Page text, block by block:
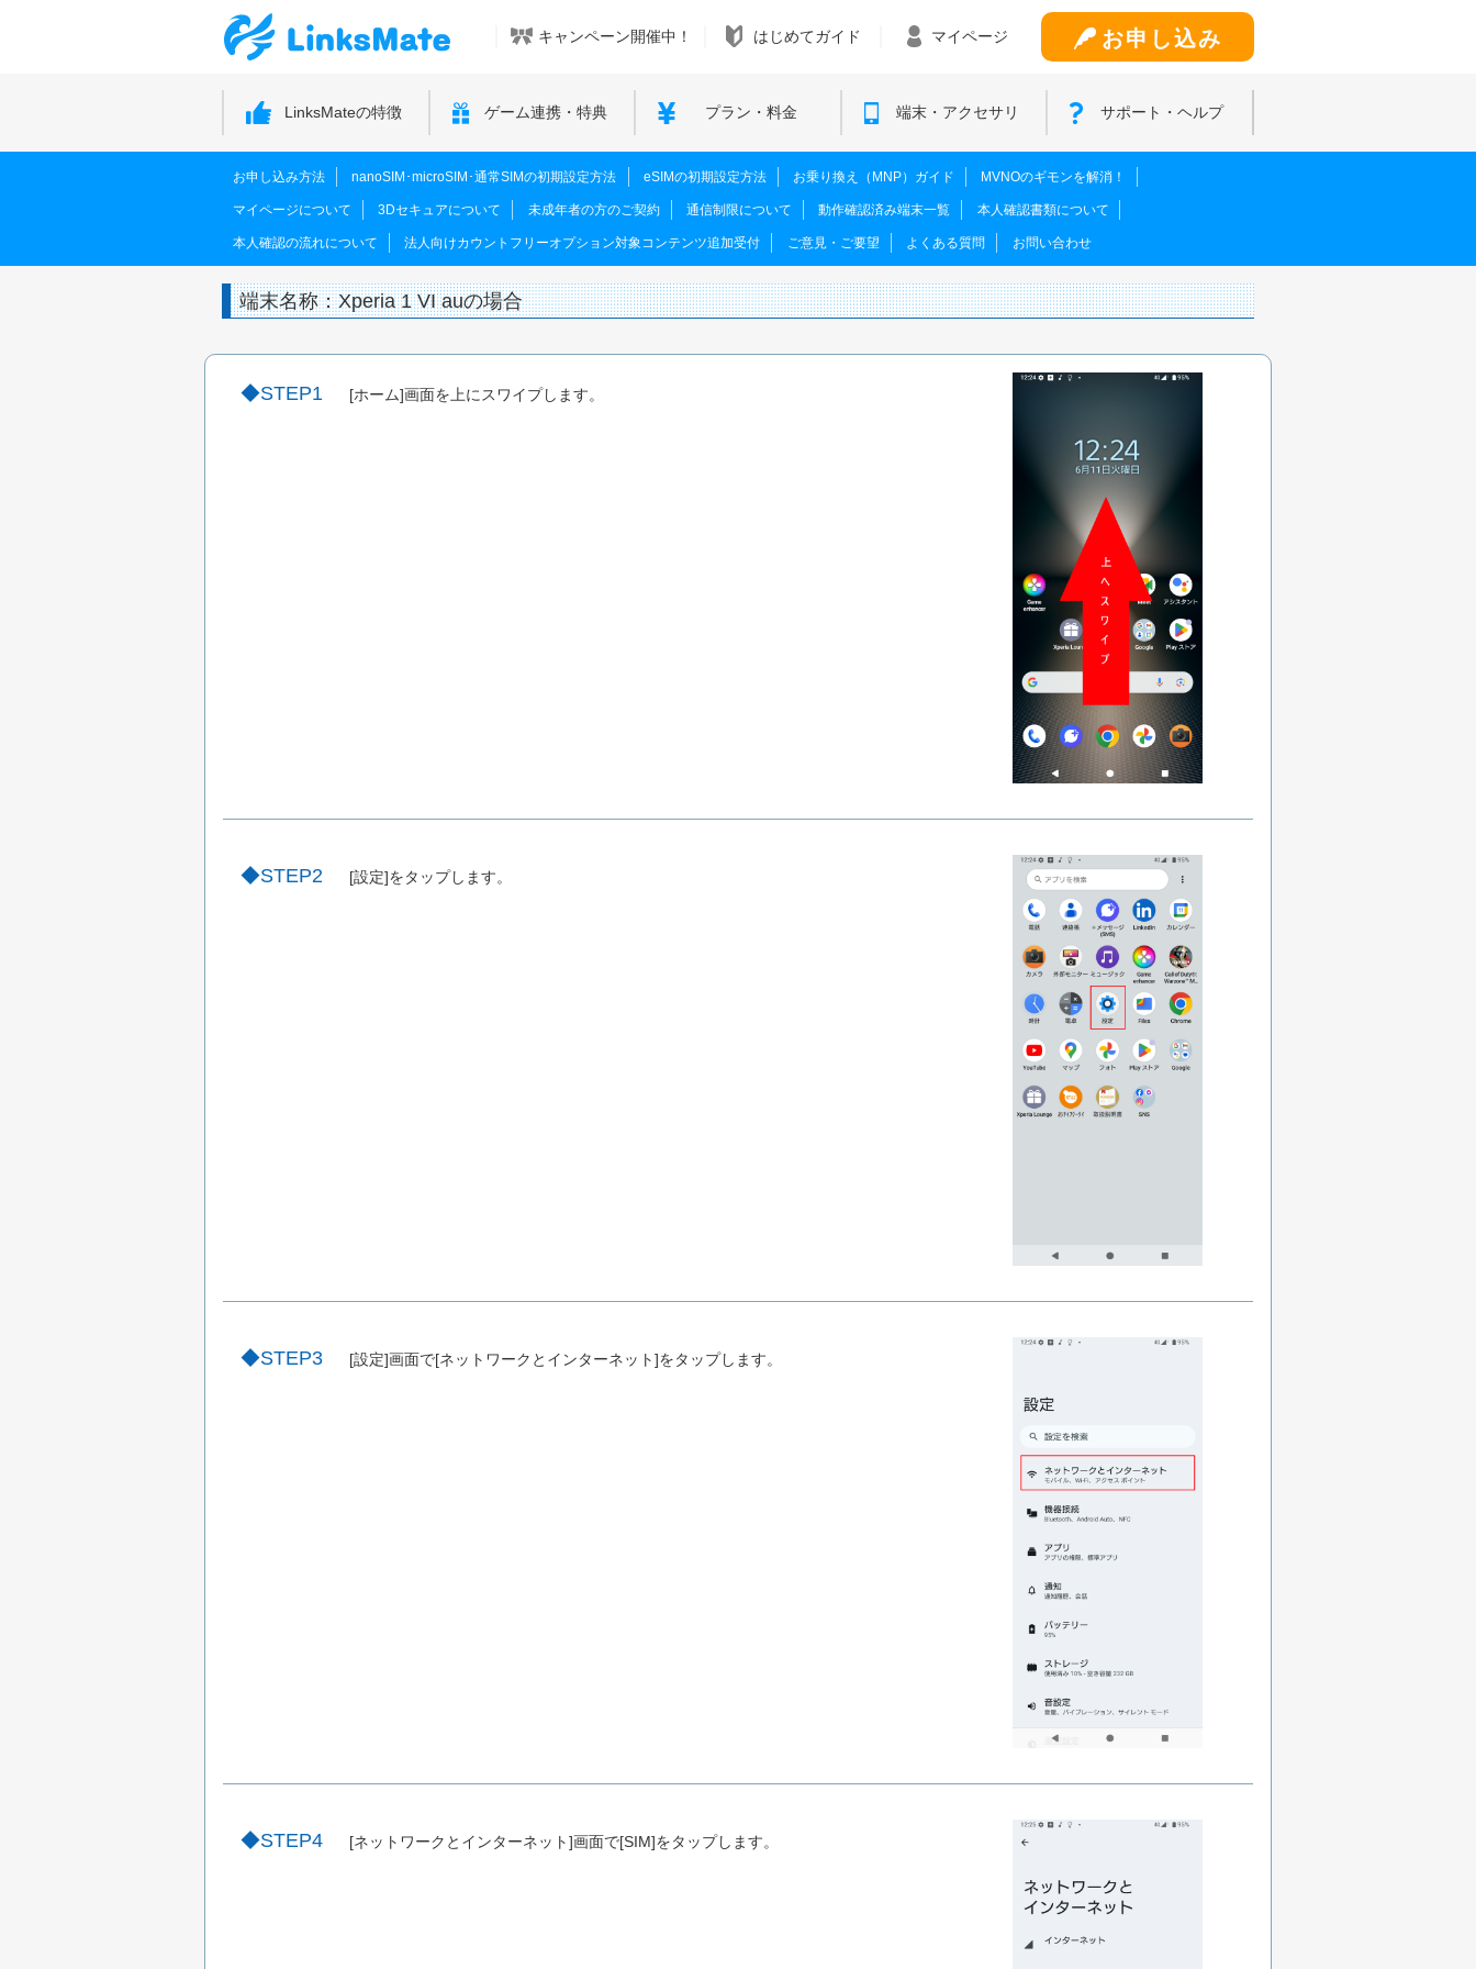
キャンペーン開催中！ はじめてガイド マイページ お申し込み
LinksMateの特徴 ゲーム連携・特典 プラン・料金 端末・アクセサリ サポート・ヘルプ
お申し込み方法 nanoSIM･microSIM･通常SIMの初期設定方法 eSIMの初期設定方法 お乗り換え（MNP）ガイド MVNOのギモンを解消！
マイページについて 3Dセキュアについて 未成年者の方のご契約 通信制限について 動作確認済み端末一覧 本人確認書類について
本人確認の流れについて 法人向けカウントフリーオプション対象コンテンツ追加受付 ご意見・ご要望 よくある質問 お問い合わせ
端末名称：Xperia 1 VI auの場合
STEP1 [ホーム]画面を上にスワイプします。
STEP2 [設定]をタップします。
STEP3 [設定]画面で[ネットワークとインターネット]をタップします。
STEP4 [ネットワークとインターネット]画面で[SIM]をタップします。